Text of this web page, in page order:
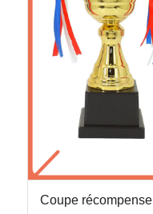
Coupe récompense